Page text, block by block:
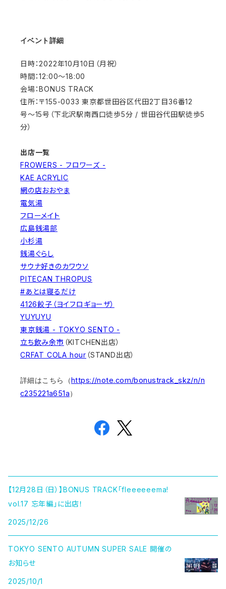
イベント詳細
日時：2022年10月10日（月祝）
時間：12:00〜18:00
会場：BONUS TRACK
住所：〒155-0033 東京都世田谷区代田2丁目36番12
号〜15号（下北沢駅南西口徒歩5分 / 世田谷代田駅徒歩5
分）
出店一覧
FROWERS - フロワーズ -
KAE ACRYLIC
網の店おおやま
電気湯
フローメイト
広島銭湯部
小杉湯
銭湯ぐらし
サウナ好きのカワウソ
PITECAN THROPUS
#あとは寝るだけ
4126餃子（ヨイフロギョーザ）
YUYUYU
東京銭湯 - TOKYO SENTO -
立ち飲み余市 （KITCHEN出店）
CRFAT COLA hour （STAND出店）
詳細はこちら（https://note.com/bonustrack_skz/n/n
c235221a651a ）
【12月28日（日）】BONUS TRACK「fleeeeeema!
vol.17 忘年編」に出店！
2025/12/26
TOKYO SENTO AUTUMN SUPER SALE 開催の
お知らせ
2025/10/1